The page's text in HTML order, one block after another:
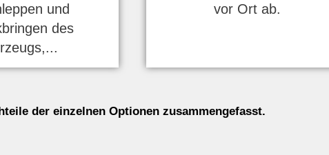
und
des
vor Ort ab.
der einzelnen Optionen zusammengefasst.